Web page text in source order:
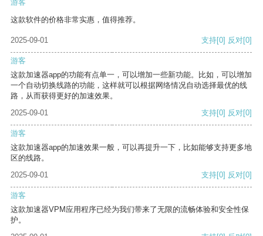
游客
这款软件的价格非常实惠，值得推荐。
2025-09-01 支持[0] 反对[0]
游客
这款加速器app的功能有点单一，可以增加一些新功能。比如，可以增加
一个自动切换线路的功能，这样就可以根据网络情况自动选择最优的线
路，从而获得更好的加速效果。
2025-09-01
支持[0] 反对[0]
游客
这款加速器app的加速效果一般，可以再提升一下，比如能够支持更多地
区的线路。
2025-09-01
支持[0] 反对[0]
游客
这款加速器VPM应用程序已经为我们带来了无限的流畅体验和安全性保
护。